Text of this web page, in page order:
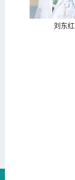
刘东红